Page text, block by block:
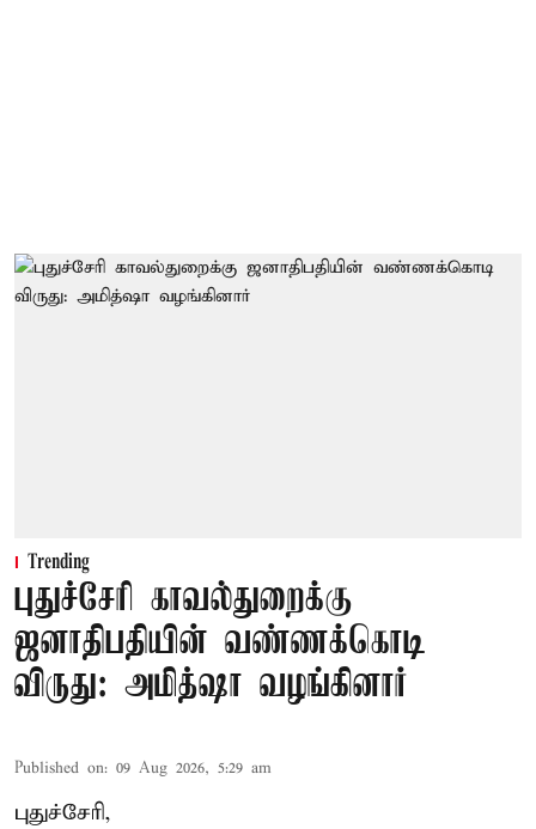
Trending
புதுச்சேரி காவல்துறைக்கு
ஜனாதிபதியின் வண்ணக்கொடி
விருது: அமித்ஷா வழங்கினார்
Published on: 09 Aug 2026, 5:29 am
புதுச்சேரி,